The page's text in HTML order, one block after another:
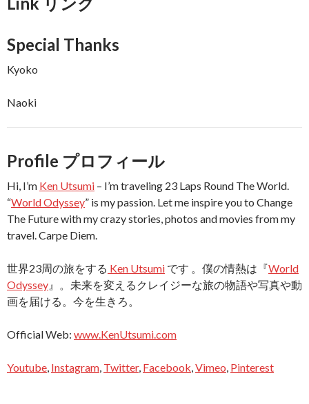
Special Thanks
Kyoko
Naoki
Profile プロフィール
Hi, I’m Ken Utsumi – I’m traveling 23 Laps Round The World.
“World Odyssey” is my passion. Let me inspire you to Change
The Future with my crazy stories, photos and movies from my
travel. Carpe Diem.
世界23周の旅をする Ken Utsumi です 。僕の情熱は『World
Odyssey 』。未来を変えるクレイジーな旅の物語や写真や動
画を届ける。今を生きろ。
Official Web: www.KenUtsumi.com
Youtube Instagram Twitter, Facebook Vimeo Pinterest